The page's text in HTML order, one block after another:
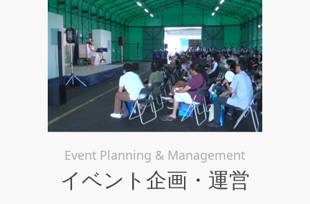
Event Planning & Management
イベント企画・運営